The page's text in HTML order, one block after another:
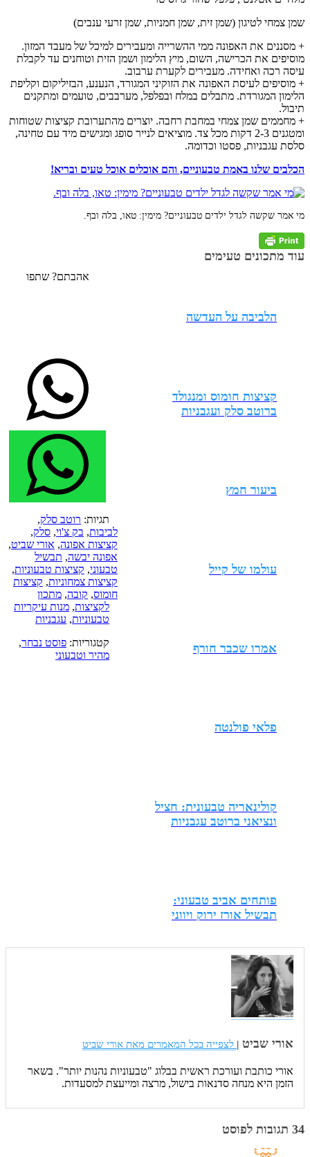
שמן צמחי לטיגון (שמן זית, שמן חמניות, שמן זרעי ענבים)
+ מסננים את האפונה ממי ההשרייה ומעבירים למיכל של מעבד המזון.
מוסיפים את הכרישה, השום, מיץ הלימון ושמן הזית וטוחנים עד לקבלת
עיסה רכה ואחידה. מעבירים לקערת ערבוב.
+ מוסיפים לעיסת האפונה את הזוקיני המגורד, הנענע, הבזיליקום וקליפת
הלימון המגורדת. מתבלים במלח ובפלפל, מערבבים, טועמים ומתקנים
תיבול.
+ מחממים שמן צמחי במחבת רחבה. יוצרים מהתערובת קציצות שטוחות
ומטגנים 2-3 דקות מכל צד. מוציאים לנייר סופג ומגישים מיד עם טחינה,
סלסת עגבניות, פסטו וכדומה.
הכלבים שלנו באמת טבעוניים, והם אוכלים אוכל טעים ובריא!
מי אמר שקשה לגדל ילדים טבעוניים? מימין: טאו, בלה ובף.
עוד מתכונים טעימים
הלביבה על העדשה
קציצות חומוס ומנגולד
ברוטב סלק ועגבניות
ביעור חמץ
עולמו של קייל
אמרו שכבר חורף
פלאי פולנטה
קולינאריה טבעונית: חציל
ונציאני ברוטב עגבניות
פותחים אביב טבעוני:
תבשיל אורז ירוק ויווני
אהבתם? שתפו
תגיות: רוטב סלק,
לביבות, בק צ'וי,סלק,
קציצות אפונה, אורי שביט,
אפונה יבשה, תבשיל
טבעוני, קציצות טבעוניות,
קציצות צמחוניות, קציצות
חומוס, קובה,מתכון
לקציצות, מנות עיקריות
טבעוניות, עגבניות
קטגוריות: פוסט נבחר,
מהיר וטבעוני
אורי שביט | לצפייה בכל המאמרים מאת אורי שביט
אורי כותבת ועורכת ראשית בבלוג "טבעוניות נהנות יותר". בשאר
הזמן היא מנחה סדנאות בישול, מרצה ומייעצת למסעדות.
34 תגובות לפוסט